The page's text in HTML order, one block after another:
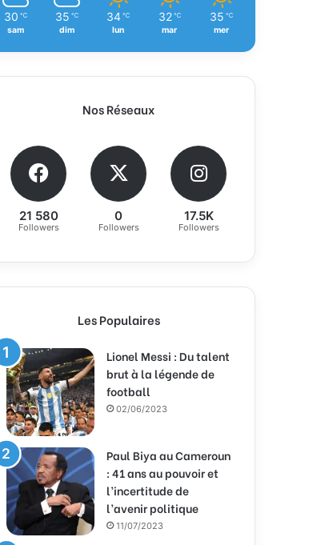
30 ℃
sam
35 ℃
dim
34 ℃
lun
32 ℃
mar
35 ℃
mer
Nos Réseaux
21 580
Followers
0
Followers
17.5K
Followers
Les Populaires
Lionel Messi : Du talent
brut à la légende de
football
02/06/2023
Paul Biya au Cameroun
: 41 ans au pouvoir et
l’incertitude de
l’avenir politique
11/07/2023